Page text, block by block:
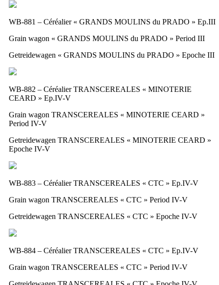
WB-881 – Céréalier « GRANDS MOULINS du PRADO » Ep.III
Grain wagon « GRANDS MOULINS du PRADO » Period III
Getreidewagen « GRANDS MOULINS du PRADO » Epoche III
WB-882 – Céréalier TRANSCEREALES « MINOTERIE
CEARD » Ep.IV-V
Grain wagon TRANSCEREALES « MINOTERIE CEARD »
Period IV-V
Getreidewagen TRANSCEREALES « MINOTERIE CEARD »
Epoche IV-V
WB-883 – Céréalier TRANSCEREALES « CTC » Ep.IV-V
Grain wagon TRANSCEREALES « CTC » Period IV-V
Getreidewagen TRANSCEREALES « CTC » Epoche IV-V
WB-884 – Céréalier TRANSCEREALES « CTC » Ep.IV-V
Grain wagon TRANSCEREALES « CTC » Period IV-V